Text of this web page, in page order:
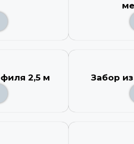
2,5 м Забор